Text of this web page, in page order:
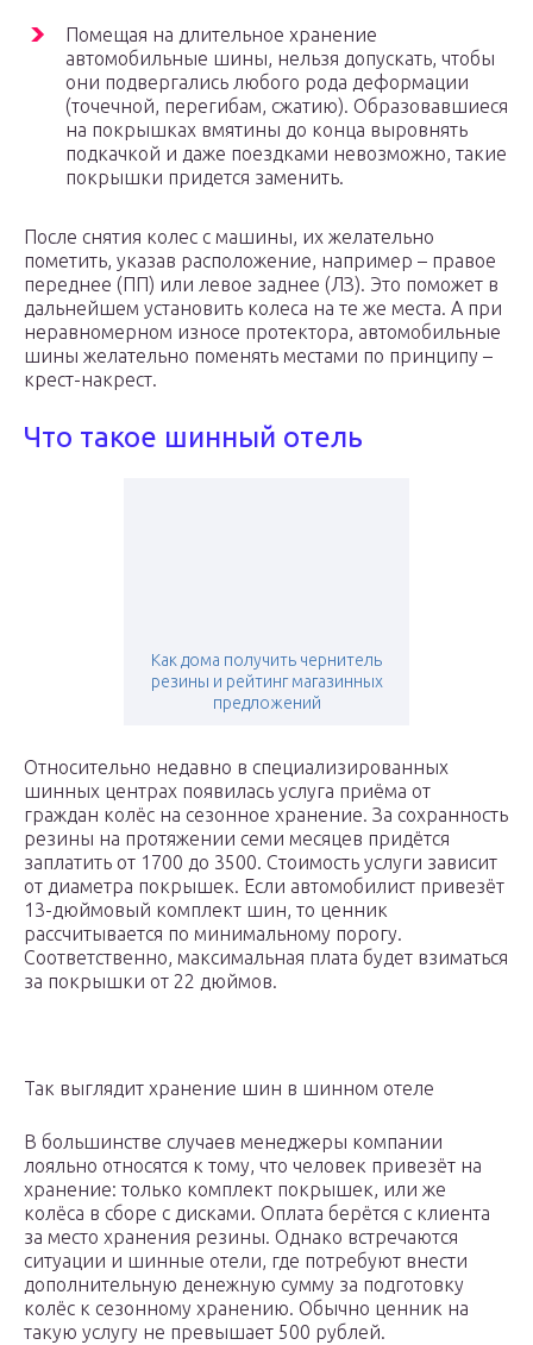
Помещая на длительное хранение
автомобильные шины, нельзя допускать, чтобы
они подвергались любого рода деформации
(точечной, перегибам, сжатию). Образовавшиеся
на покрышках вмятины до конца выровнять
подкачкой и даже поездками невозможно, такие
покрышки придется заменить.
После снятия колес с машины, их желательно
пометить, указав расположение, например – правое
переднее (ПП) или левое заднее (ЛЗ). Это поможет в
дальнейшем установить колеса на те же места. А при
неравномерном износе протектора, автомобильные
шины желательно поменять местами по принципу –
крест-накрест.
Что такое шинный отель
Как дома получить чернитель
резины и рейтинг магазинных
предложений
Относительно недавно в специализированных
шинных центрах появилась услуга приёма от
граждан колёс на сезонное хранение. За сохранность
резины на протяжении семи месяцев придётся
заплатить от 1700 до 3500. Стоимость услуги зависит
от диаметра покрышек. Если автомобилист привезёт
13-дюймовый комплект шин, то ценник
рассчитывается по минимальному порогу.
Соответственно, максимальная плата будет взиматься
за покрышки от 22 дюймов.
Так выглядит хранение шин в шинном отеле
В большинстве случаев менеджеры компании
лояльно относятся к тому, что человек привезёт на
хранение: только комплект покрышек, или же
колёса в сборе с дисками. Оплата берётся с клиента
за место хранения резины. Однако встречаются
ситуации и шинные отели, где потребуют внести
дополнительную денежную сумму за подготовку
колёс к сезонному хранению. Обычно ценник на
такую услугу не превышает 500 рублей.